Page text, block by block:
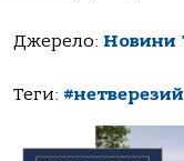
Джерело: Новини
Теги: